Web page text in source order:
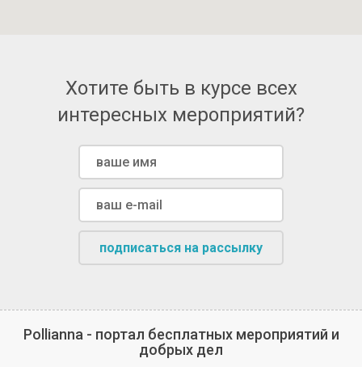
Хотите быть в курсе всех
интересных мероприятий?
подписаться на рассылку
Pollianna - портал бесплатных мероприятий и
добрых дел